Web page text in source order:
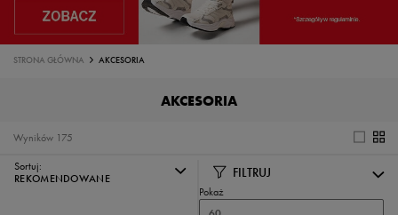
STRONA GŁÓWNA AKCESORIA
AKCESORIA
175
Wyników
Sortuj:
REKOMENDOWANE
FILTRUJ
Pokaż